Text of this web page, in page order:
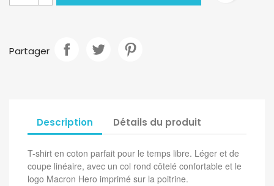
Partager
Description Détails du produit
T-shirt en coton parfait pour le temps libre. Léger et de
coupe linéaire, avec un col rond côtelé confortable et le
logo Macron Hero imprimé sur la poitrine.